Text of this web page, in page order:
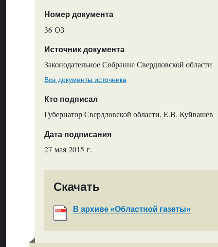
Номер документа
36-ОЗ
Источник документа
Законодательное Собрание Свердловской области
Все документы источника
Кто подписал
Губернатор Свердловской области, Е.В. Куйвашев
Дата подписания
27 мая 2015 г.
Скачать
В архиве «Областной газеты»